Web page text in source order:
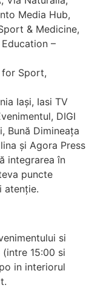
Media Hub,
& Medicine,
–
for Sport,
Iași, Iasi TV
DIGI
Bună Dimineața
și Agora Press
integrarea în
puncte
atenție.
si
15:00 si
in interiorul